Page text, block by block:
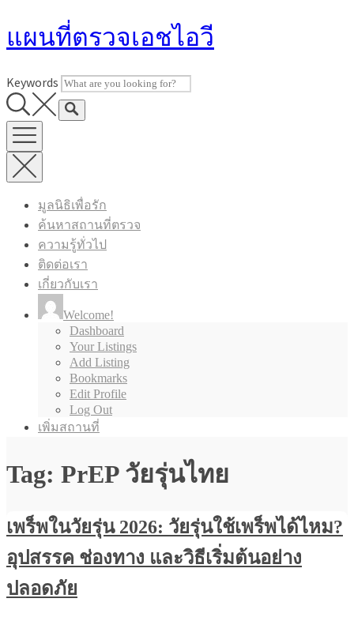
to
แผนที่ตรวจเอชไอวี
Keywords
มูลนิธิเพื่อรัก
ค้นหาสถานที่ตรวจ
ความรู้ทั่วไป
ติดต่อเรา
เกี่ยวกับเรา
Welcome!
Dashboard
Your Listings
Add Listing
Bookmarks
Edit Profile
Log Out
เพิ่มสถานที่
Tag: PrEP วัยรุ่นไทย
เพร็พในวัยรุ่น 2026: วัยรุ่นใช้เพร็พได้ไหม?
อุปสรรค ช่องทาง และวิธีเริ่มต้นอย่าง
ปลอดภัย